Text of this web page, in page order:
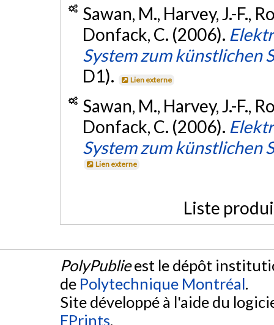
Sawan, M., Harvey, J.-F.,
Donfack, C. (2006).
System zum künstlichen
D1).
Lien externe
Sawan, M., Harvey, J.-F.,
Donfack, C. (2006).
System zum künstlichen
Lien externe
Liste
PolyPublieest le dépôt
de Polytechnique Montréal.
Site développé à l'aide du
EPrints.